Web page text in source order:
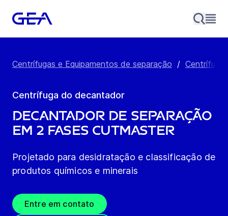
Centrífugas e Equipamentos de separação /
Centrífuga do decantador
Decantador de separação
em 2 fases cutMaster
Projetado para desidratação e classificação de
produtos químicos e minerais
Entre em contato